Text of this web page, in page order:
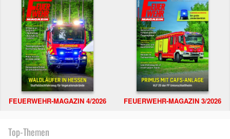
FEUERWEHR-MAGAZIN 4/2026 FEUERWEHR-MAGAZIN 3/2026
Top-Themen